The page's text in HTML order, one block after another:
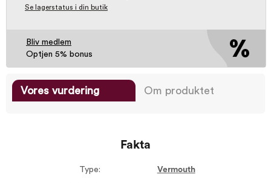
Se lagerstatus i din butik
Bliv medlem
Optjen 5% bonus
Vores vurdering Om produktet
Fakta
Type: Vermouth